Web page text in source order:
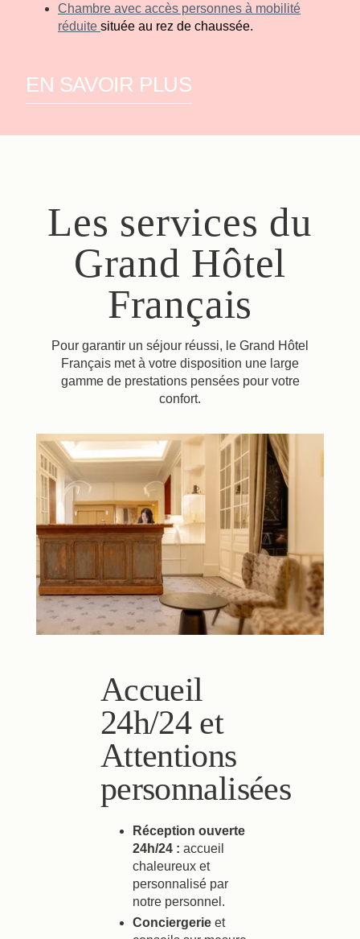
Chambre avec accès personnes à mobilité
réduite située au rez de chaussée.
EN SAVOIR PLUS
Les services du
Grand Hôtel
Français
Pour garantir un séjour réussi, le Grand Hôtel
Français met à votre disposition une large
gamme de prestations pensées pour votre
confort.
Accueil
24h/24 et
Attentions
personnalisées
Réception ouverte
24h/24 : accueil
chaleureux et
personnalisé par
notre personnel.
Conciergerie et